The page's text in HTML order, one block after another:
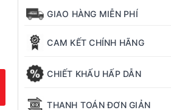
GIAO HÀNG MIỄN PHÍ
CAM KẾT CHÍNH HÃNG
CHIẾT KHẤU HẤP DẪN
THANH TOÁN ĐƠN GIẢN